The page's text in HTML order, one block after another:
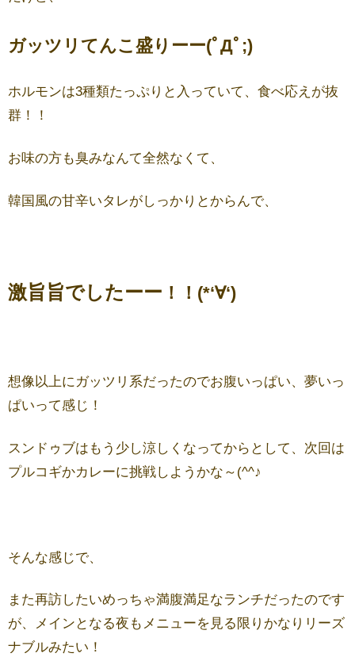
ガッツリてんこ盛りーー(ﾟДﾟ;)
ホルモンは3種類たっぷりと入っていて、食べ応えが抜
群！！
お味の方も臭みなんて全然なくて、
韓国風の甘辛いタレがしっかりとからんで、
激旨旨でしたーー ！！(*‘∀‘)
想像以上にガッツリ系だったのでお腹いっぱい、夢いっ
ぱいって感じ！
スンドゥブはもう少し涼しくなってからとして、次回は
プルコギかカレーに挑戦しようかな～(^^♪
そんな感じで、
また再訪したいめっちゃ満腹満足なランチだったのです
が、メインとなる夜もメニューを見る限りかなりリーズ
ナブルみたい！